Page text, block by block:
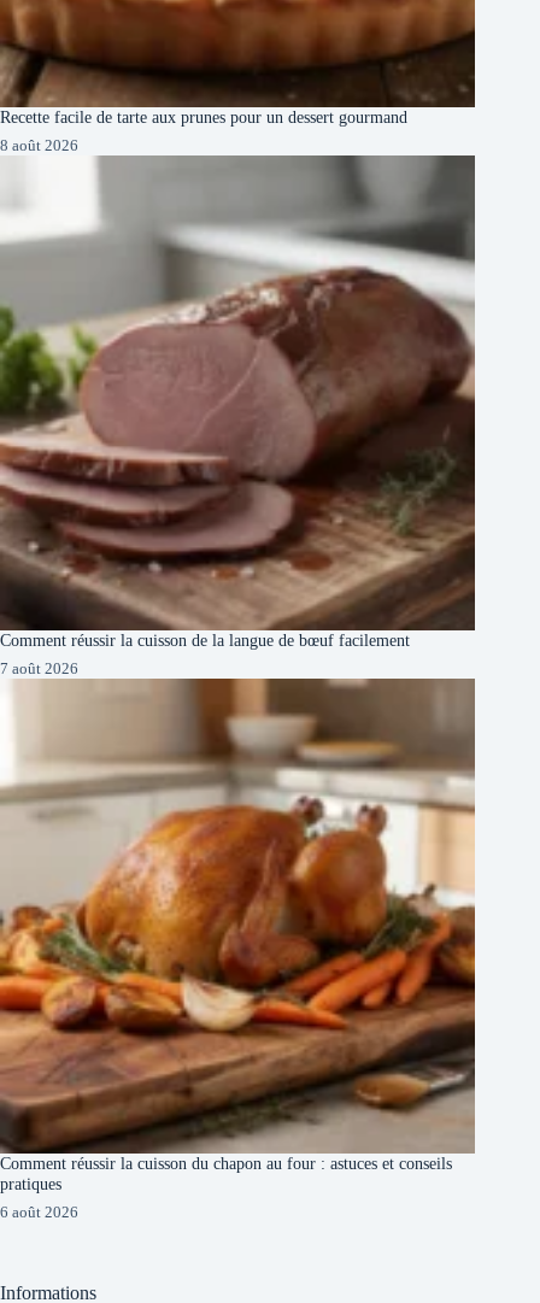
Recette facile de tarte aux prunes pour un dessert gourmand
8 août 2026
Comment réussir la cuisson de la langue de bœuf facilement
7 août 2026
Comment réussir la cuisson du chapon au four : astuces et conseils
pratiques
6 août 2026
Informations